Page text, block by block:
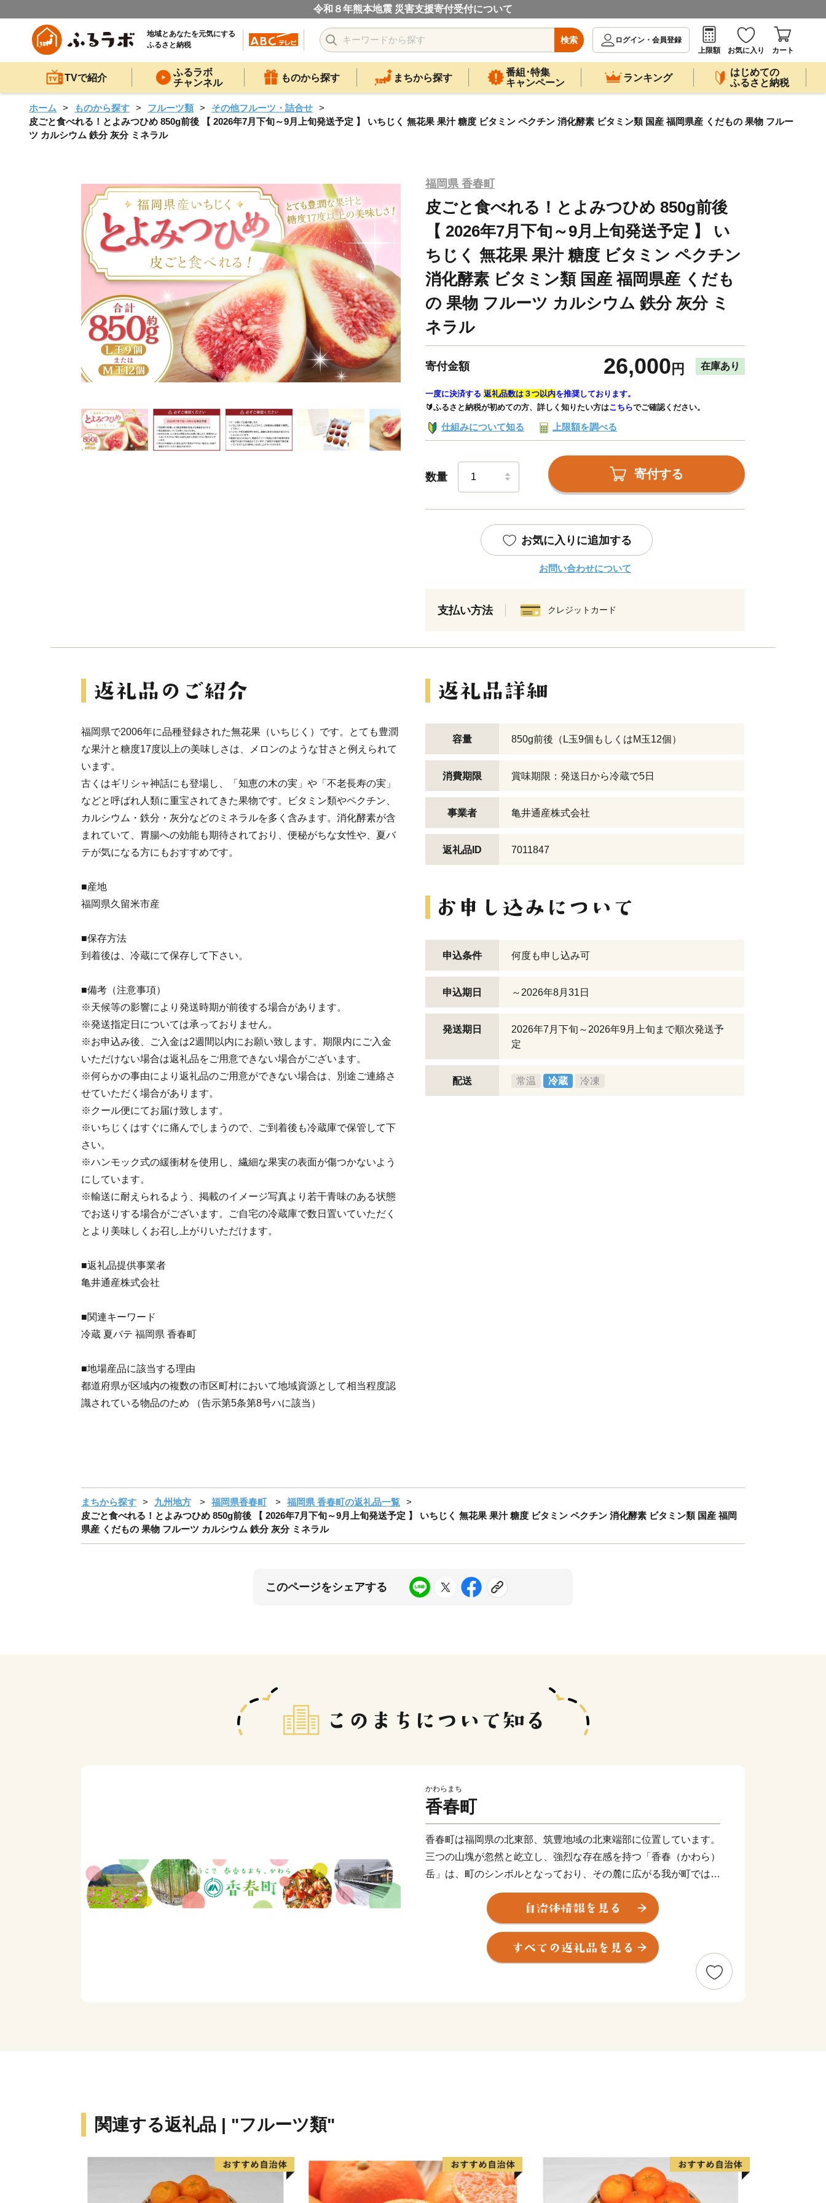
令和８年熊本地震 災害支援寄付受付について
地域とあなたを元気にする
ふるさと納税
検索
ログイン・会員登録
上限額
お気に入り カート
TVで紹介
ふるラボ
チャンネル
ものから探す まちから探す
番組･特集
キャンペーン
ランキング
はじめての
ふるさと納税
ホーム ものから探す フルーツ類
その他フルーツ・詰合せ
皮ごと食べれる！とよみつひめ 850g前後 【 2026年7月下旬～9月上旬発送予定 】 いちじく 無花果 果汁 糖度 ビタミン ペクチン 消化酵素 ビタミン類 国産 福岡県産 くだもの 果物 フルー
ツ カルシウム 鉄分 灰分 ミネラル
福岡県 香春町
皮ごと食べれる！とよみつひめ 850g前後
【 2026年7月下旬～9月上旬発送予定 】 い
ちじく 無花果 果汁 糖度 ビタミン ペクチン
消化酵素 ビタミン類 国産 福岡県産 くだも
の 果物 フルーツ カルシウム 鉄分 灰分 ミ
ネラル
寄付金額 26,000 円 在庫あり
一度に決済する 返礼品数は３つ以内を推奨しております。
🔰ふるさと納税が初めての方、詳しく知りたい方はこちらでご確認ください。
仕組みについて知る 上限額を調べる
数量 寄付する
お気に入りに追加する
お問い合わせについて
支払い方法 クレジットカード
福岡県で2006年に品種登録された無花果（いちじく）です。とても豊潤
な果汁と糖度17度以上の美味しさは、メロンのような甘さと例えられて
います。
古くはギリシャ神話にも登場し、「知恵の木の実」や「不老長寿の実」
などと呼ばれ人類に重宝されてきた果物です。ビタミン類やペクチン、
カルシウム・鉄分・灰分などのミネラルを多く含みます。消化酵素が含
まれていて、胃腸への効能も期待されており、便秘がちな女性や、夏バ
テが気になる方にもおすすめです。
■産地
福岡県久留米市産
■保存方法
到着後は、冷蔵にて保存して下さい。
■備考（注意事項）
※天候等の影響により発送時期が前後する場合があります。
※発送指定日については承っておりません。
※お申込み後、ご入金は2週間以内にお願い致します。期限内にご入金
いただけない場合は返礼品をご用意できない場合がございます。
※何らかの事由により返礼品のご用意ができない場合は、別途ご連絡さ
せていただく場合があります。
※クール便にてお届け致します。
※いちじくはすぐに痛んでしまうので、ご到着後も冷蔵庫で保管して下
さい。
※ハンモック式の緩衝材を使用し、繊細な果実の表面が傷つかないよう
にしています。
※輸送に耐えられるよう、掲載のイメージ写真より若干青味のある状態
でお送りする場合がございます。ご自宅の冷蔵庫で数日置いていただく
とより美味しくお召し上がりいただけます。
■返礼品提供事業者
亀井通産株式会社
■関連キーワード
冷蔵 夏バテ 福岡県 香春町
■地場産品に該当する理由
都道府県が区域内の複数の市区町村において地域資源として相当程度認
識されている物品のため （告示第5条第8号ハに該当）
容量 850g前後（L玉9個もしくはM玉12個）
消費期限 賞味期限：発送日から冷蔵で5日
事業者 亀井通産株式会社
返礼品ID 7011847
申込条件 何度も申し込み可
申込期日 ～2026年8月31日
発送期日
2026年7月下旬～2026年9月上旬まで順次発送予
定
配送 常温 冷蔵 冷凍
まちから探す 九州地方 福岡県香春町
福岡県 香春町の返礼品一覧
皮ごと食べれる！とよみつひめ 850g前後 【 2026年7月下旬～9月上旬発送予定 】 いちじく 無花果 果汁 糖度 ビタミン ペクチン 消化酵素 ビタミン類 国産 福岡
県産 くだもの 果物 フルーツ カルシウム 鉄分 灰分 ミネラル
このページをシェアする
かわらまち
香春町
香春町は福岡県の北東部、筑豊地域の北東端部に位置しています。
三つの山塊が忽然と屹立し、強烈な存在感を持つ「香春（かわら）
岳」は、町のシンボルとなっており、その麓に広がる我が町では今
から1,300年前、銅が産出され奈良の大仏の建立や皇朝十二銭等に
使用されたと伝えられています。私たちは、このように大陸文化を
大和王朝に送り続けた、長い歴史のある町に暮らしています。今後
もふるさとに誇りと愛着を抱き、誰もが安全・安心して暮らせる町
づくりを推進していきます。
関連する返礼品 | "フルーツ類"